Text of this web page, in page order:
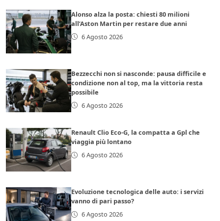
Alonso alza la posta: chiesti 80 milioni
all’Aston Martin per restare due anni
6 Agosto 2026
Bezzecchi non si nasconde: pausa difficile e
condizione non al top, ma la vittoria resta
possibile
6 Agosto 2026
Renault Clio Eco-G, la compatta a Gpl che
viaggia più lontano
6 Agosto 2026
Evoluzione tecnologica delle auto: i servizi
vanno di pari passo?
6 Agosto 2026